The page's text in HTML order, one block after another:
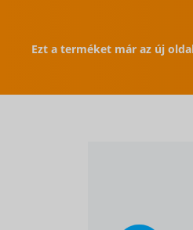
Ezt a terméket már az új